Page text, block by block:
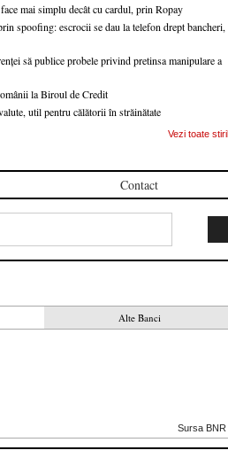
mai simplu decât cu cardul, prin Ropay
spoofing: escrocii se dau la telefon drept bancheri,
să publice probele privind pretinsa manipulare a
la Biroul de Credit
util pentru călătorii în străinătate
Vezi toate
Contact
Alte Banci
Sursa BNR